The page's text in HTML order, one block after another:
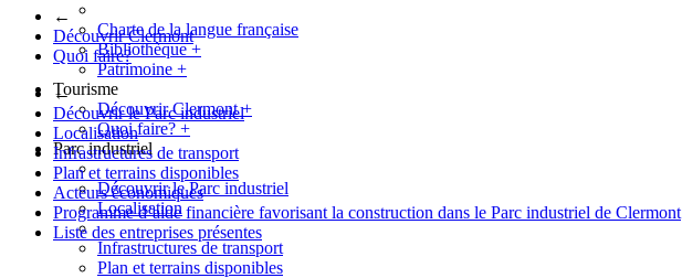
←
Découvrir Clermont
Quoi faire?
←
Découvrir le Parc industriel
Localisation
Infrastructures de transport
Plan et terrains disponibles
Acteurs économiques
Programme d’aide financière favorisant la construction dans le Parc industriel de Clermont
Liste des entreprises présentes
Charte de la langue française
Bibliothèque+
Patrimoine +
Tourisme
Découvrir Clermont+
Quoi faire? +
Parc industriel
Découvrir le Parc industriel
Localisation
Infrastructures de transport
Plan et terrains disponibles